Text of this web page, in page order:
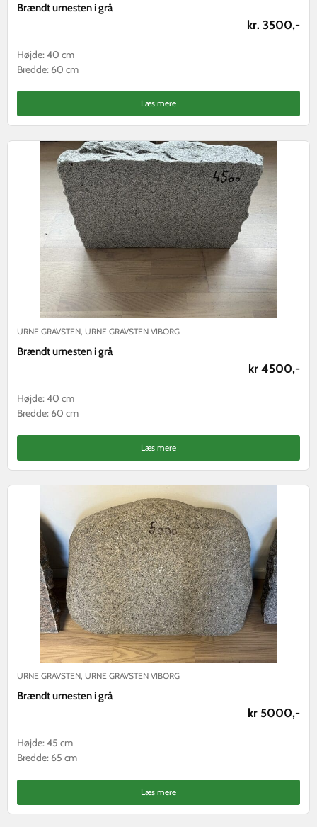
Brændt urnesten i grå
kr. 3500,-
Højde: 40 cm
Bredde: 60 cm
Læs mere
URNE GRAVSTEN, URNE GRAVSTEN VIBORG
Brændt urnesten i grå
kr 4500,-
Højde: 40 cm
Bredde: 60 cm
Læs mere
URNE GRAVSTEN, URNE GRAVSTEN VIBORG
Brændt urnesten i grå
kr 5000,-
Højde: 45 cm
Bredde: 65 cm
Læs mere